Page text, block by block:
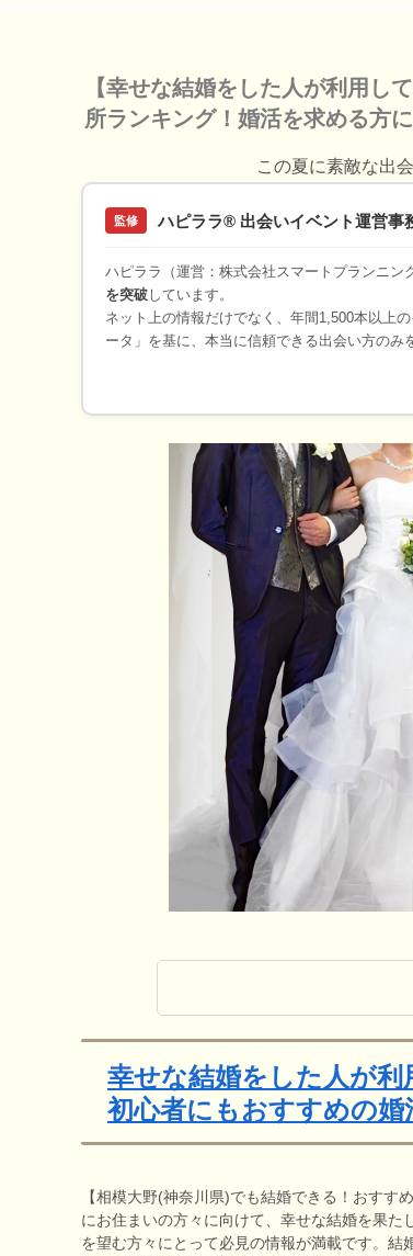
【幸せな結婚をした人が利用し
所ランキング！婚活を求める方
この夏に素敵な出
監修 ハピララ® 出会いイベント運営事
ハピララ（運営：株式会社スマートプランニ
を突破 しています。
ネット上の情報だけでなく、年間1,500本以上
ータ」を基に、本当に信頼できる出会い方のみ
幸せな結婚をした人が利
初心者にもおすすめの婚
【相模大野(神奈川県)でも結婚できる！おす
にお住まいの方々に向けて、幸せな結婚を果
を望む方々にとって必見の情報が満載です。